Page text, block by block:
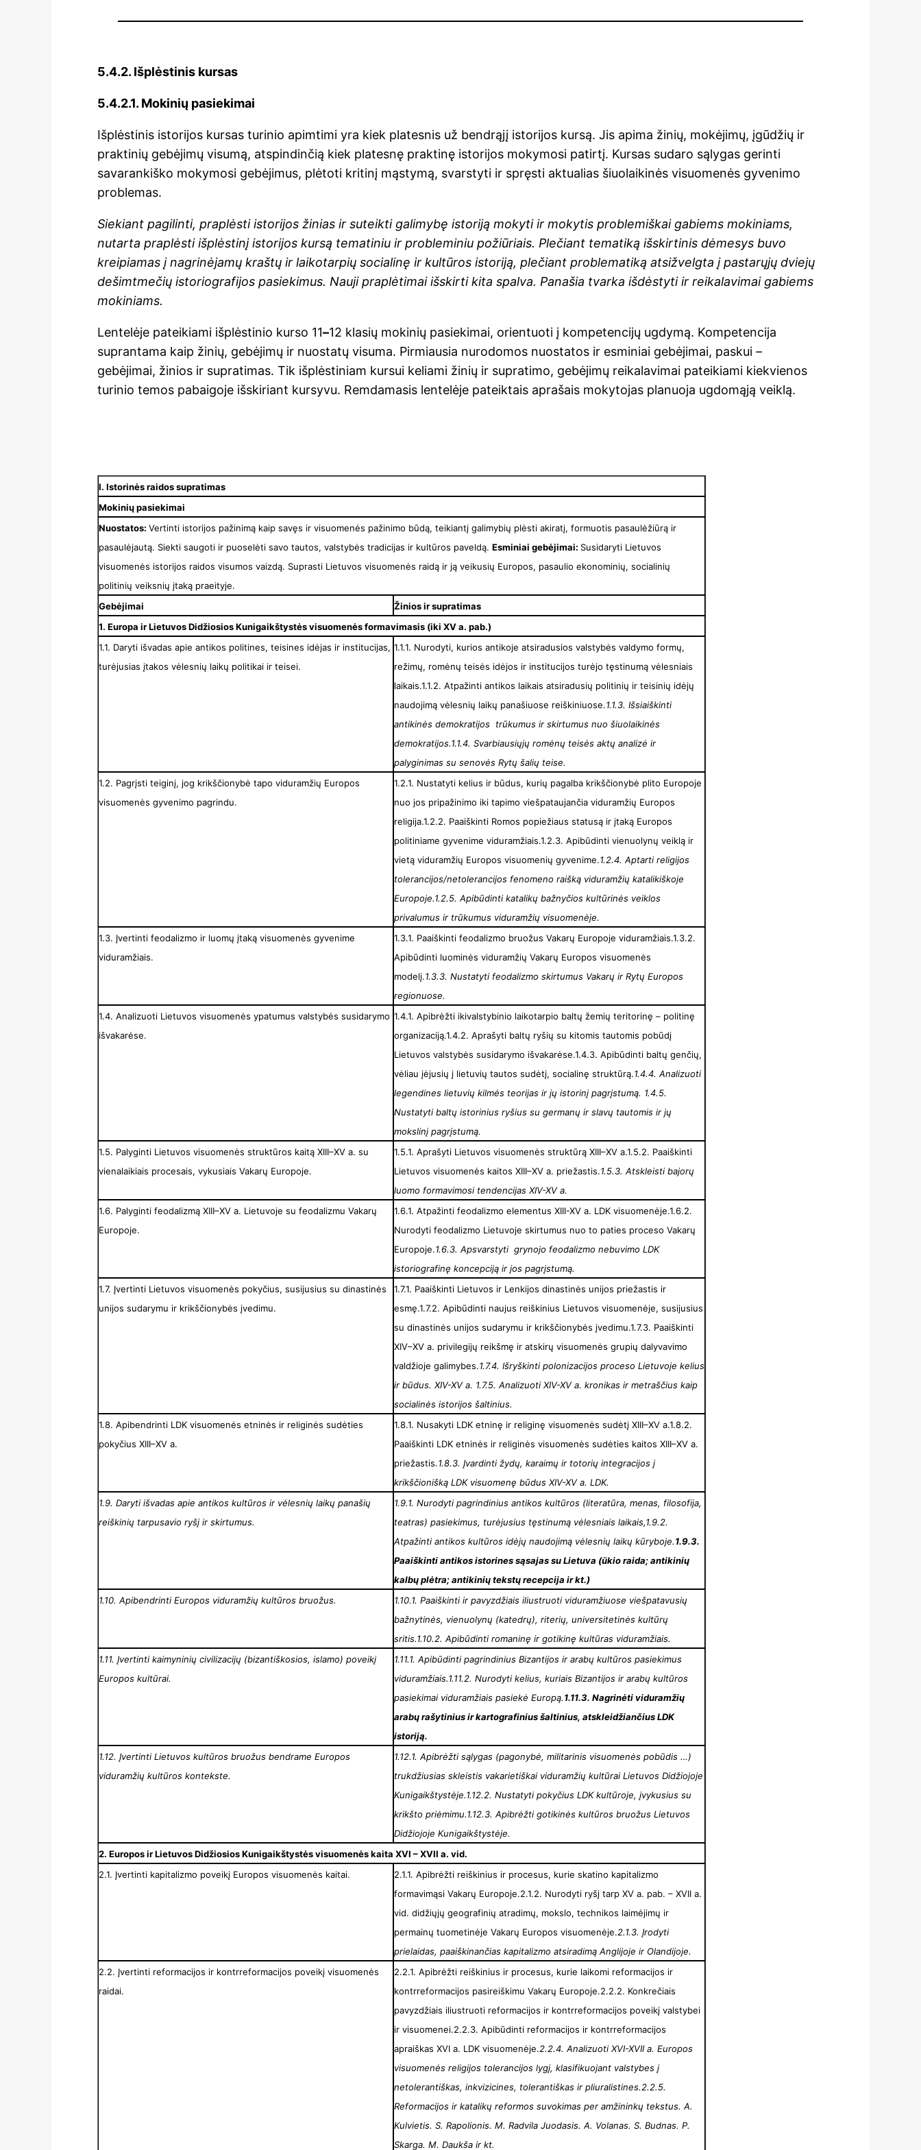
5.4.2. Išplėstinis kursas
5.4.2.1. Mokinių pasiekimai
Išplėstinis istorijos kursas turinio apimtimi yra kiek platesnis už bendrąjį istorijos kursą. Jis apima žinių, mokėjimų, įgūdžių ir
praktinių gebėjimų visumą, atspindinčią kiek platesnę praktinę istorijos mokymosi patirtį. Kursas sudaro sąlygas gerinti
savarankiško mokymosi gebėjimus, plėtoti kritinį mąstymą, svarstyti ir spręsti aktualias šiuolaikinės visuomenės gyvenimo
problemas.
Siekiant pagilinti, praplėsti istorijos žinias ir suteikti galimybę istoriją mokyti ir mokytis problemiškai gabiems mokiniams,
nutarta praplėsti išplėstinį istorijos kursą tematiniu ir probleminiu požiūriais. Plečiant tematiką išskirtinis dėmesys buvo
kreipiamas į nagrinėjamų kraštų ir laikotarpių socialinę ir kultūros istoriją, plečiant problematiką atsižvelgta į pastarųjų dviejų
dešimtmečių istoriografijos pasiekimus. Nauji praplėtimai išskirti kita spalva. Panašia tvarka išdėstyti ir reikalavimai gabiems
mokiniams.
Lentelėje pateikiami išplėstinio kurso 11–12 klasių mokinių pasiekimai, orientuoti į kompetencijų ugdymą. Kompetencija
suprantama kaip žinių, gebėjimų ir nuostatų visuma. Pirmiausia nurodomos nuostatos ir esminiai gebėjimai, paskui –
gebėjimai, žinios ir supratimas. Tik išplėstiniam kursui keliami žinių ir supratimo, gebėjimų reikalavimai pateikiami kiekvienos
turinio temos pabaigoje išskiriant kursyvu. Remdamasis lentelėje pateiktais aprašais mokytojas planuoja ugdomąją veiklą.
I. Istorinės raidos supratimas
Mokinių pasiekimai
Nuostatos:Vertinti istorijos pažinimą kaip savęs ir visuomenės pažinimo būdą, teikiantį galimybių plėsti akiratį, formuotis pasaulėžiūrą ir
pasaulėjautą. Siekti saugoti ir puoselėti savo tautos, valstybės tradicijas ir kultūros paveldą.Esminiai gebėjimai: Susidaryti Lietuvos
visuomenės istorijos raidos visumos vaizdą. Suprasti Lietuvos visuomenės raidą ir ją veikusių Europos, pasaulio ekonominių, socialinių
politinių veiksnių įtaką praeityje.
Gebėjimai
Žinios ir supratimas
1. Europa ir Lietuvos Didžiosios Kunigaikštystės visuomenės formavimasis (iki XV a. pab.)
1.1. Daryti išvadas apie antikos politines, teisines idėjas ir institucijas,
turėjusias įtakos vėlesnių laikų politikai ir teisei.
1.1.1. Nurodyti, kurios antikoje atsiradusios valstybės valdymo formų,
režimų, romėnų teisės idėjos ir institucijos turėjo tęstinumą vėlesniais
laikais.1.1.2. Atpažinti antikos laikais atsiradusių politinių ir teisinių idėjų
naudojimą vėlesnių laikų panašiuose reiškiniuose.1.1.3. Išsiaiškinti
antikinės demokratijos trūkumus ir skirtumus nuo šiuolaikinės
demokratijos.1.1.4. Svarbiausiųjų romėnų teisės aktų analizė ir
palyginimas su senovės Rytų šalių teise.
1.2. Pagrįsti teiginį, jog krikščionybė tapo viduramžių Europos
visuomenės gyvenimo pagrindu.
1.2.1. Nustatyti kelius ir būdus, kurių pagalba krikščionybė plito Europoje
nuo jos pripažinimo iki tapimo viešpataujančia viduramžių Europos
religija.1.2.2. Paaiškinti Romos popiežiaus statusą ir įtaką Europos
politiniame gyvenime viduramžiais.1.2.3. Apibūdinti vienuolynų veiklą ir
vietą viduramžių Europos visuomenių gyvenime.1.2.4. Aptarti religijos
tolerancijos/netolerancijos fenomeno raišką viduramžių katalikiškoje
Europoje.1.2.5. Apibūdinti katalikų bažnyčios kultūrinės veiklos
privalumus ir trūkumus viduramžių visuomenėje.
1.3. Įvertinti feodalizmo ir luomų įtaką visuomenės gyvenime
viduramžiais.
1.3.1. Paaiškinti feodalizmo bruožus Vakarų Europoje viduramžiais.1.3.2.
Apibūdinti luominės viduramžių Vakarų Europos visuomenės
modelį.1.3.3. Nustatyti feodalizmo skirtumus Vakarų ir Rytų Europos
regionuose.
1.4. Analizuoti Lietuvos visuomenės ypatumus valstybės susidarymo
išvakarėse.
1.4.1. Apibrėžti ikivalstybinio laikotarpio baltų žemių teritorinę – politinę
organizaciją.1.4.2. Aprašyti baltų ryšių su kitomis tautomis pobūdį
Lietuvos valstybės susidarymo išvakarėse.1.4.3. Apibūdinti baltų genčių,
vėliau įėjusių į lietuvių tautos sudėtį, socialinę struktūrą.1.4.4. Analizuoti
legendines lietuvių kilmės teorijas ir jų istorinį pagrįstumą. 1.4.5.
Nustatyti baltų istorinius ryšius su germanų ir slavų tautomis ir jų
mokslinį pagrįstumą.
1.5. Palyginti Lietuvos visuomenės struktūros kaitą XIII–XV a. su
vienalaikiais procesais, vykusiais Vakarų Europoje.
1.5.1. Aprašyti Lietuvos visuomenės struktūrą XIII–XV a.1.5.2. Paaiškinti
Lietuvos visuomenės kaitos XIII–XV a. priežastis.1.5.3. Atskleisti bajorų
luomo formavimosi tendencijas XIV-XV a.
1.6. Palyginti feodalizmą XIII–XV a. Lietuvoje su feodalizmu Vakarų
Europoje.
1.6.1. Atpažinti feodalizmo elementus XIII-XV a. LDK visuomenėje.1.6.2.
Nurodyti feodalizmo Lietuvoje skirtumus nuo to paties proceso Vakarų
Europoje.1.6.3. Apsvarstyti grynojo feodalizmo nebuvimo LDK
istoriografinę koncepciją ir jos pagrįstumą.
1.7. Įvertinti Lietuvos visuomenės pokyčius, susijusius su dinastinės
unijos sudarymu ir krikščionybės įvedimu.
1.7.1. Paaiškinti Lietuvos ir Lenkijos dinastinės unijos priežastis ir
esmę.1.7.2. Apibūdinti naujus reiškinius Lietuvos visuomenėje, susijusius
su dinastinės unijos sudarymu ir krikščionybės įvedimu.1.7.3. Paaiškinti
XIV–XV a. privilegijų reikšmę ir atskirų visuomenės grupių dalyvavimo
valdžioje galimybes.1.7.4. Išryškinti polonizacijos proceso Lietuvoje kelius
ir būdus. XIV-XV a. 1.7.5. Analizuoti XIV-XV a. kronikas ir metraščius kaip
socialinės istorijos šaltinius.
1.8. Apibendrinti LDK visuomenės etninės ir religinės sudėties
pokyčius XIII–XV a.
1.8.1. Nusakyti LDK etninę ir religinę visuomenės sudėtį XIII–XV a.1.8.2.
Paaiškinti LDK etninės ir religinės visuomenės sudėties kaitos XIII–XV a.
priežastis.1.8.3. Įvardinti žydų, karaimų ir totorių integracijos į
krikščionišką LDK visuomenę būdus XIV-XV a. LDK.
1.9. Daryti išvadas apie antikos kultūros ir vėlesnių laikų panašių
reiškinių tarpusavio ryšį ir skirtumus.
1.9.1. Nurodyti pagrindinius antikos kultūros (literatūra, menas, filosofija,
teatras) pasiekimus, turėjusius tęstinumą vėlesniais laikais,1.9.2.
Atpažinti antikos kultūros idėjų naudojimą vėlesnių laikų kūryboje.1.9.3.
Paaiškinti antikos istorines sąsajas su Lietuva (ūkio raida; antikinių
kalbų plėtra; antikinių tekstų recepcija ir kt.)
1.10. Apibendrinti Europos viduramžių kultūros bruožus.
1.10.1. Paaiškinti ir pavyzdžiais iliustruoti viduramžiuose viešpatavusių
bažnytinės, vienuolynų (katedrų), riterių, universitetinės kultūrų
sritis.1.10.2. Apibūdinti romaninę ir gotikinę kultūras viduramžiais.
1.11. Įvertinti kaimyninių civilizacijų (bizantiškosios, islamo) poveikį
Europos kultūrai.
1.11.1. Apibūdinti pagrindinius Bizantijos ir arabų kultūros pasiekimus
viduramžiais.1.11.2. Nurodyti kelius, kuriais Bizantijos ir arabų kultūros
pasiekimai viduramžiais pasiekė Europą.1.11.3. Nagrinėti viduramžių
arabų rašytinius ir kartografinius šaltinius, atskleidžiančius LDK
istoriją.
1.12. Įvertinti Lietuvos kultūros bruožus bendrame Europos
viduramžių kultūros kontekste.
1.12.1. Apibrėžti sąlygas (pagonybė, militarinis visuomenės pobūdis …)
trukdžiusias skleistis vakarietiškai viduramžių kultūrai Lietuvos Didžiojoje
Kunigaikštystėje.1.12.2. Nustatyti pokyčius LDK kultūroje, įvykusius su
krikšto priėmimu.1.12.3. Apibrėžti gotikinės kultūros bruožus Lietuvos
Didžiojoje Kunigaikštystėje.
2. Europos ir Lietuvos Didžiosios Kunigaikštystės visuomenės kaita XVI – XVII a. vid.
2.1. Įvertinti kapitalizmo poveikį Europos visuomenės kaitai.
2.1.1. Apibrėžti reiškinius ir procesus, kurie skatino kapitalizmo
formavimąsi Vakarų Europoje.2.1.2. Nurodyti ryšį tarp XV a. pab. – XVII a.
vid. didžiųjų geografinių atradimų, mokslo, technikos laimėjimų ir
permainų tuometinėje Vakarų Europos visuomenėje.2.1.3. Įrodyti
prielaidas, paaiškinančias kapitalizmo atsiradimą Anglijoje ir Olandijoje.
2.2. Įvertinti reformacijos ir kontrreformacijos poveikį visuomenės
raidai.
2.2.1. Apibrėžti reiškinius ir procesus, kurie laikomi reformacijos ir
kontrreformacijos pasireiškimu Vakarų Europoje.2.2.2. Konkrečiais
pavyzdžiais iliustruoti reformacijos ir kontrreformacijos poveikį valstybei
ir visuomenei.2.2.3. Apibūdinti reformacijos ir kontrreformacijos
apraiškas XVI a. LDK visuomenėje.2.2.4. Analizuoti XVI-XVII a. Europos
visuomenės religijos tolerancijos lygį, klasifikuojant valstybes į
netolerantiškas, inkvizicines, tolerantiškas ir pliuralistines.2.2.5.
Reformacijos ir katalikų reformos suvokimas per amžininkų tekstus. A.
Kulvietis. S. Rapolionis. M. Radvila Juodasis. A. Volanas. S. Budnas. P.
Skarga. M. Daukša ir kt.